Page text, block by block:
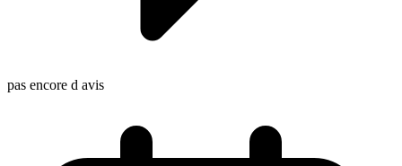
pas encore d avis